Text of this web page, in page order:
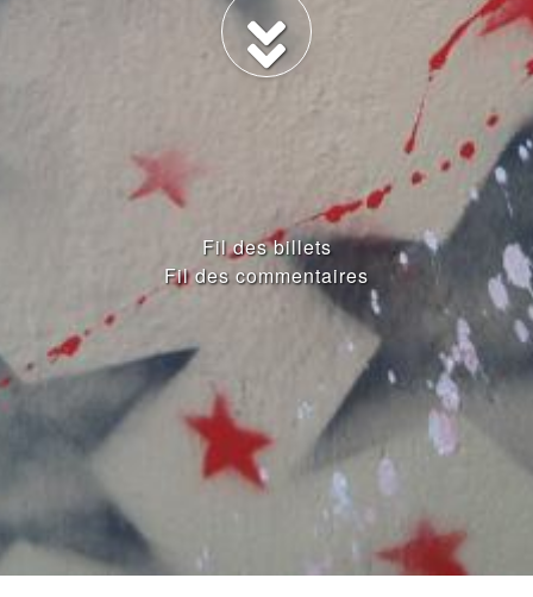
Fil des billets
Fil des commentaires